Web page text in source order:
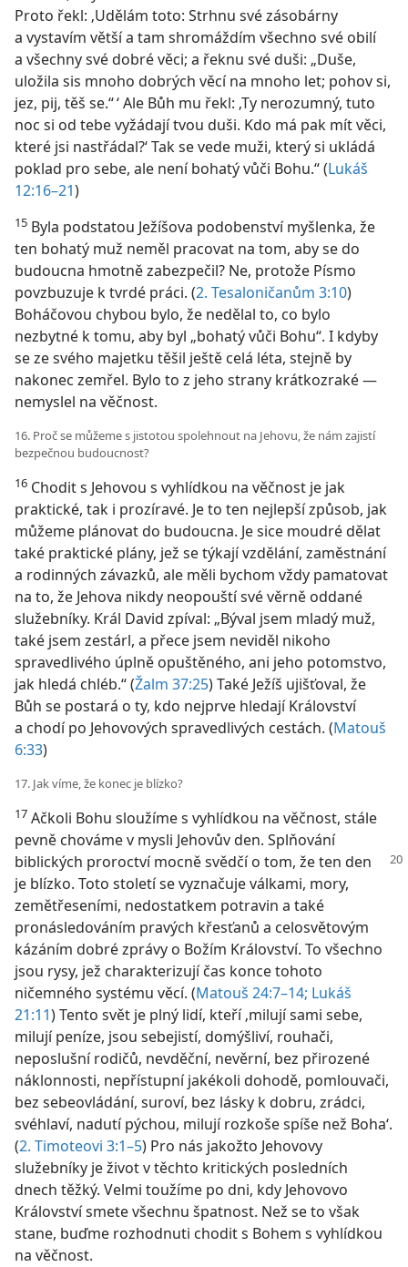
Proto řekl: ‚Udělám toto: Strhnu své zásobárny
a vystavím větší a tam shromáždím všechno své obilí
a všechny své dobré věci; a řeknu své duši: „Duše,
uložila sis mnoho dobrých věcí na mnoho let; pohov si,
jez, pij, těš se.“ ‘ Ale Bůh mu řekl: ‚Ty nerozumný, tuto
noc si od tebe vyžádají tvou duši. Kdo má pak mít věci,
které jsi nastřádal?‘ Tak se vede muži, který si ukládá
poklad pro sebe, ale není bohatý vůči Bohu.“ (Lukáš
12:16–21)
15 Byla podstatou Ježíšova podobenství myšlenka, že
ten bohatý muž neměl pracovat na tom, aby se do
budoucna hmotně zabezpečil? Ne, protože Písmo
povzbuzuje k tvrdé práci. (2. Tesaloničanům 3:10)
Boháčovou chybou bylo, že nedělal to, co bylo
nezbytné k tomu, aby byl „bohatý vůči Bohu“. I kdyby
se ze svého majetku těšil ještě celá léta, stejně by
nakonec zemřel. Bylo to z jeho strany krátkozraké —
nemyslel na věčnost.
16. Proč se můžeme s jistotou spolehnout na Jehovu, že nám zajistí
bezpečnou budoucnost?
16 Chodit s Jehovou s vyhlídkou na věčnost je jak
praktické, tak i prozíravé. Je to ten nejlepší způsob, jak
můžeme plánovat do budoucna. Je sice moudré dělat
také praktické plány, jež se týkají vzdělání, zaměstnání
a rodinných závazků, ale měli bychom vždy pamatovat
na to, že Jehova nikdy neopouští své věrně oddané
služebníky. Král David zpíval: „Býval jsem mladý muž,
také jsem zestárl, a přece jsem neviděl nikoho
spravedlivého úplně opuštěného, ani jeho potomstvo,
jak hledá chléb.“ (Žalm 37:25) Také Ježíš ujišťoval, že
Bůh se postará o ty, kdo nejprve hledají Království
a chodí po Jehovových spravedlivých cestách. (Matouš
6:33)
17. Jak víme, že konec je blízko?
17 Ačkoli Bohu sloužíme s vyhlídkou na věčnost, stále
pevně chováme v mysli Jehovův den. Splňování
biblických proroctvímocně svědčí o tom, že ten den
je blízko. Toto století se vyznačuje válkami, mory,
zemětřeseními, nedostatkem potravin a také
pronásledováním pravých křesťanů a celosvětovým
kázáním dobré zprávy o Božím Království. To všechno
jsou rysy, jež charakterizují čas konce tohoto
ničemného systému věcí. (Matouš 24:7–14; Lukáš
21:11) Tento svět je plný lidí, kteří ‚milují sami sebe,
milují peníze, jsou sebejistí, domýšliví, rouhači,
neposlušní rodičů, nevděční, nevěrní, bez přirozené
náklonnosti, nepřístupní jakékoli dohodě, pomlouvači,
bez sebeovládání, suroví, bez lásky k dobru, zrádci,
svéhlaví, nadutí pýchou, milují rozkoše spíše než Boha‘.
(2. Timoteovi 3:1–5) Pro nás jakožto Jehovovy
služebníky je život v těchto kritických posledních
dnech těžký. Velmi toužíme po dni, kdy Jehovovo
Království smete všechnu špatnost. Než se to však
stane, buďme rozhodnuti chodit s Bohem s vyhlídkou
na věčnost.